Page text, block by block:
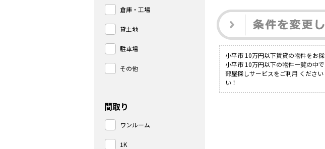
小平市 10万円以下賃貸の物件をお
小平市 10万円以下の物件一覧の中
部屋探しサービスをご利用 くださ
い！
倉庫・工場
貸土地
駐車場
その他
間取り
ワンルーム
1K